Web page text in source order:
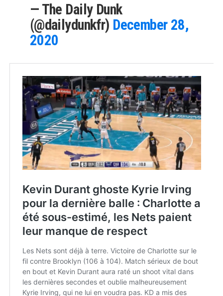
— The Daily Dunk
(@dailydunkfr) December 28,
2020